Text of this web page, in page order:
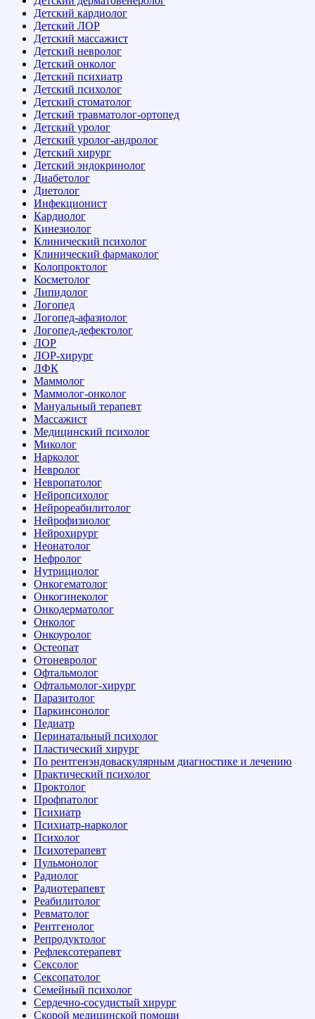
Детский кардиолог
Детский ЛОР
Детский массажист
Детский невролог
Детский онколог
Детский психиатр
Детский психолог
Детский стоматолог
Детский травматолог-ортопед
Детский уролог
Детский уролог-андролог
Детский хирург
Детский эндокринолог
Диабетолог
Диетолог
Инфекционист
Кардиолог
Кинезиолог
Клинический психолог
Клинический фармаколог
Колопроктолог
Косметолог
Липидолог
Логопед
Логопед-афазиолог
Логопед-дефектолог
ЛОР
ЛОР-хирург
ЛФК
Маммолог
Маммолог-онколог
Мануальный терапевт
Массажист
Медицинский психолог
Миколог
Нарколог
Невролог
Невропатолог
Нейропсихолог
Нейрореабилитолог
Нейрофизиолог
Нейрохирург
Неонатолог
Нефролог
Нутрициолог
Онкогематолог
Онкогинеколог
Онкодерматолог
Онколог
Онкоуролог
Остеопат
Отоневролог
Офтальмолог
Офтальмолог-хирург
Паразитолог
Паркинсонолог
Педиатр
Перинатальный психолог
Пластический хирург
По рентгенэндоваскулярным диагностике и лечению
Практический психолог
Проктолог
Профпатолог
Психиатр
Психиатр-нарколог
Психолог
Психотерапевт
Пульмонолог
Радиолог
Радиотерапевт
Реабилитолог
Ревматолог
Рентгенолог
Репродуктолог
Рефлексотерапевт
Сексолог
Сексопатолог
Семейный психолог
Сердечно-сосудистый хирург
Скорой медицинской помощи